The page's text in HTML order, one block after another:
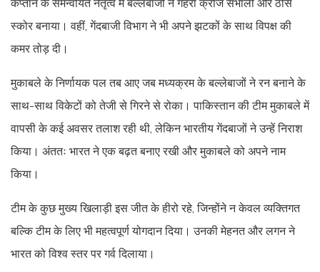
स्कोर बनाया। वहीं, गेंदबाजी विभाग ने भी अपने झटकों के साथ विपक्ष की
कमर तोड़ दी।
मुकाबले के निर्णायक पल तब आए जब मध्यक्रम के बल्लेबाजों ने रन बनाने के
साथ-साथ विकेटों को तेजी से गिरने से रोका। पाकिस्तान की टीम मुकाबले में
वापसी के कई अवसर तलाश रही थी, लेकिन भारतीय गेंदबाजों ने उन्हें निराश
किया। अंततः भारत ने एक बढ़त बनाए रखी और मुकाबले को अपने नाम
किया।
टीम के कुछ मुख्य खिलाड़ी इस जीत के हीरो रहे, जिन्होंने न केवल व्यक्तिगत
बल्कि टीम के लिए भी महत्वपूर्ण योगदान दिया। उनकी मेहनत और लगन ने
भारत को विश्व स्तर पर गर्व दिलाया।